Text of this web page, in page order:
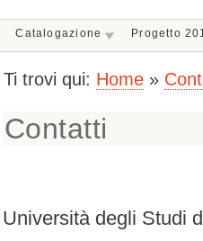
Catalogazione Progetto
Ti trovi qui: Home »
Contatti
Università degli Studi